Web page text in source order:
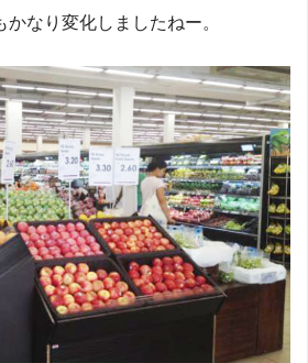
なり変化しましたねー。